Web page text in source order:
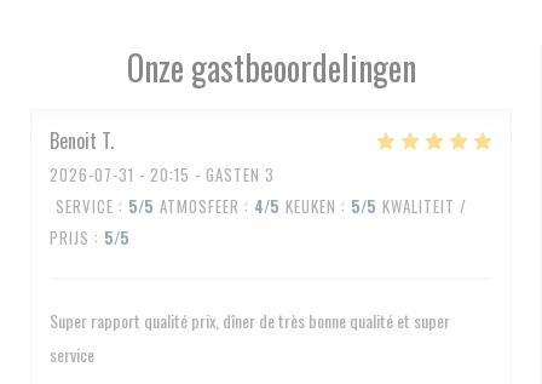
Onze gastbeoordelingen
Benoit T
2026-07-31 - 20:15 - GASTEN 3
SERVICE : 5/5 ATMOSFEER : 4/5 KEUKEN : 5/5 KWALITEIT /
PRIJS : 5/5
Super rapport qualité prix, dîner de très bonne qualité et super
service